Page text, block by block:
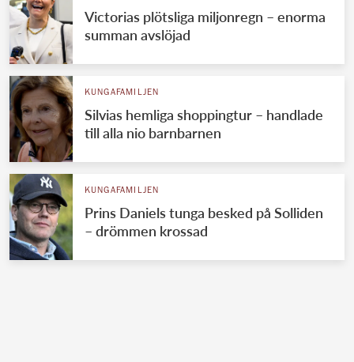
Victorias plötsliga miljonregn – enorma
summan avslöjad
KUNGAFAMILJEN
Silvias hemliga shoppingtur – handlade
till alla nio barnbarnen
KUNGAFAMILJEN
Prins Daniels tunga besked på Solliden
– drömmen krossad